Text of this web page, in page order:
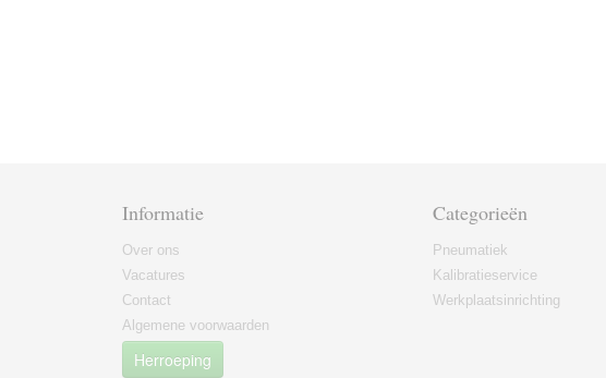
Informatie
Over ons
Vacatures
Contact
Algemene voorwaarden
Herroeping
Categorieën
Pneumatiek
Kalibratieservice
Werkplaatsinrichting